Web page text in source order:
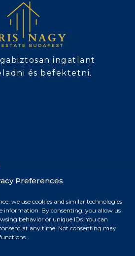
Preferences
we use cookies and similar technologies
information. By consenting, you allow us
behavior or unique IDs. You can
at any time. Not consenting may
ingatlant
és befektetni.